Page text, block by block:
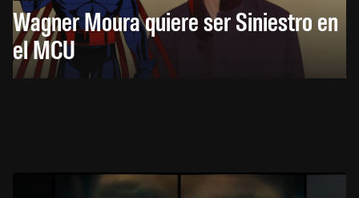
Wagner Moura quiere ser Siniestro en
el MCU